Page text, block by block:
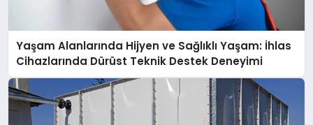
Yaşam Alanlarında Hijyen ve Sağlıklı Yaşam: İhlas
Cihazlarında Dürüst Teknik Destek Deneyimi